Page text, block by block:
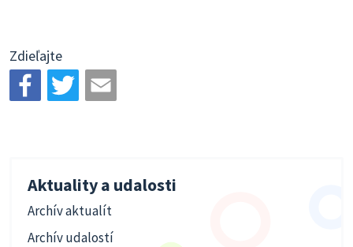
Zdieľajte
Aktuality a udalosti
Archív aktualít
Archív udalostí